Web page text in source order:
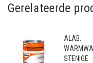
Gerelateerde
ALAB.
STENIGE